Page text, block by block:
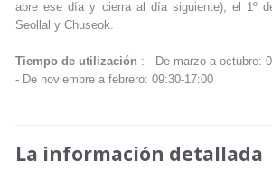
abre ese día y cierra al día siguiente), el 1º
Seollal y Chuseok.
Tiempo de utilización : - De marzo a octubre:
- De noviembre a febrero: 09:30-17:00
La información detallada